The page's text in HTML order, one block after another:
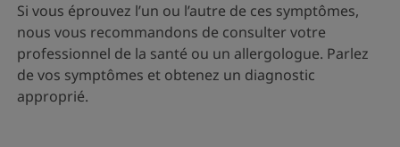
Si vous éprouvez l’un ou l’autre de ces symptômes,
nous vous recommandons de consulter votre
professionnel de la santé ou un allergologue. Parlez
de vos symptômes et obtenez un diagnostic
approprié.